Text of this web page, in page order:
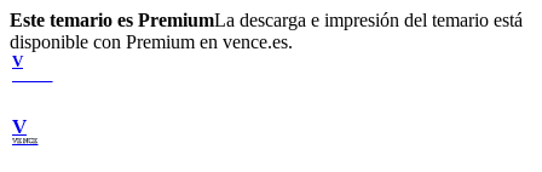
Este temario es PremiumLa descarga e impresión del temario está
disponible con Premium en vence.es.
V
V
VENCE